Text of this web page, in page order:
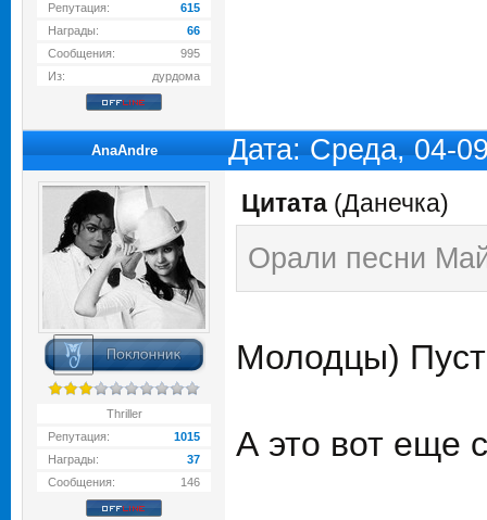
Репутация:
615
Награды:
66
Сообщения:
995
Из:
дурдома
AnaAndre Дата: Среда, 04-
Thriller
Репутация:
1015
Награды:
37
Сообщения:
146
Цитата (Данечка)
Орали песни
Молодцы)
А это вот еще